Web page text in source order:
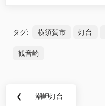
タグ: 横須賀市 灯台
観音崎
❮
Previous
潮岬灯台